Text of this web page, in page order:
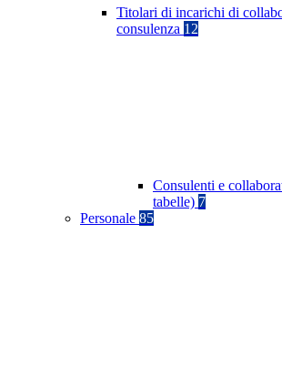
Titolari di incarichi di
consulenza 12
Consulenti e
tabelle) 7
Personale 85